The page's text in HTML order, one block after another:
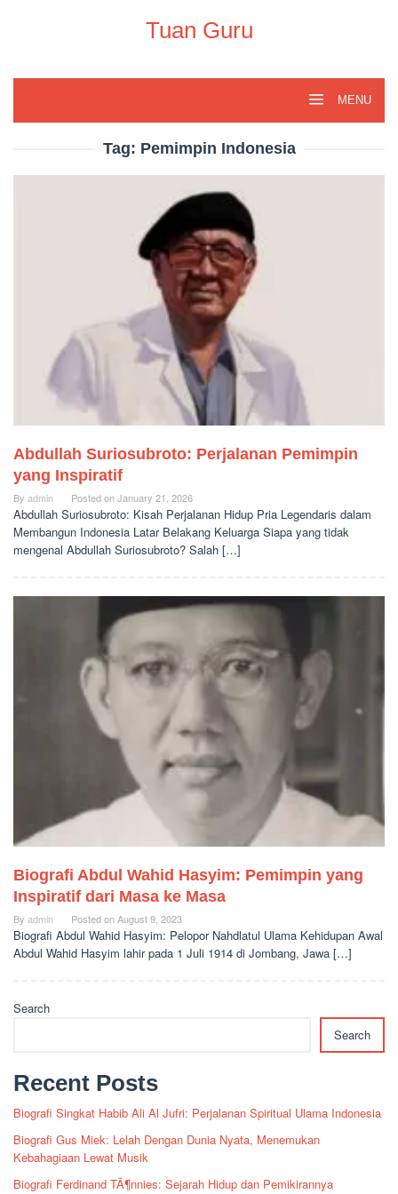
Tuan Guru
MENU
Tag: Pemimpin Indonesia
Abdullah Suriosubroto: Perjalanan Pemimpin
yang Inspiratif
By admin Posted onJanuary 21, 2026
Abdullah Suriosubroto: Kisah Perjalanan Hidup Pria Legendaris dalam
Membangun Indonesia Latar Belakang Keluarga Siapa yang tidak
mengenal Abdullah Suriosubroto? Salah […]
Biografi Abdul Wahid Hasyim: Pemimpin yang
Inspiratif dari Masa ke Masa
By admin Posted onAugust 9, 2023
Biografi Abdul Wahid Hasyim: Pelopor Nahdlatul Ulama Kehidupan Awal
Abdul Wahid Hasyim lahir pada 1 Juli 1914 di Jombang, Jawa […]
Search
Search
Recent Posts
Biografi Singkat Habib Ali Al Jufri: Perjalanan Spiritual Ulama Indonesia
Biografi Gus Miek: Lelah Dengan Dunia Nyata, Menemukan
Kebahagiaan Lewat Musik
Biografi Ferdinand TÃ¶nnies: Sejarah Hidup dan Pemikirannya